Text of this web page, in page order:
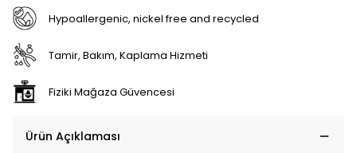
Hypoallergenic, nickel free and recycled
Tamir, Bakım, Kaplama Hizmeti
Fiziki Mağaza Güvencesi
Ürün Açıklaması